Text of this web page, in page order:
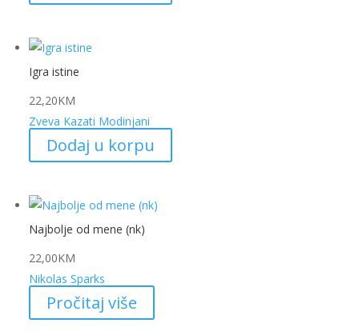
Igra istine
22,20KM
Zveva Kazati Modinjani
Dodaj u korpu
Najbolje od mene (nk)
22,00KM
Nikolas Sparks
Pročitaj više